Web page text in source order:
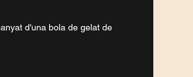
d'una bola de gelat de